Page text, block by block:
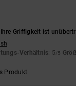
Griffigkeit ist
Verhältnis: 5/5
Produkt